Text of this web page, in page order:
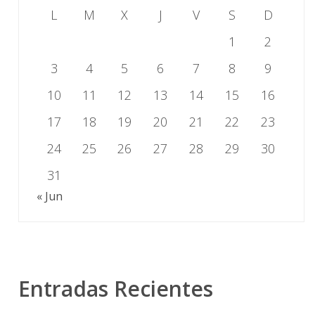
L M X J V S
D
1
2
3
4 5 6 7 8
9
10
11 12 13 14 15
16
17
18 19 20 21 22
23
24
25 26 27 28 29
30
31
« Jun
Entradas Recientes